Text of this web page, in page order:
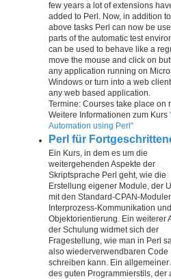
few years a lot of extensions
added to Perl. Now, in addition
above tasks Perl can now be
parts of the automatic test
can be used to behave like a
move the mouse and click on
any application running on
Windows or turn into a web
any web based application.
Termine: Courses take place on
Weitere Informationen zum Kurs
Automation using Perl"
Perl für
Ein Kurs, in dem es um die
weitergehenden Aspekte der
Skriptsprache Perl geht, wie die
Erstellung eigener Module, der
mit den Standard-CPAN-
Interprozess-Kommunikation und
Objektorientierung. Ein weiterer
der Schulung widmet sich der
Fragestellung, wie man in Perl
also wiederverwendbaren Code
schreiben kann. Ein allgemeiner
des guten Programmierstils, der